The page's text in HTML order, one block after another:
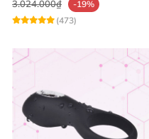
3.024.000₫
-19%
(473)